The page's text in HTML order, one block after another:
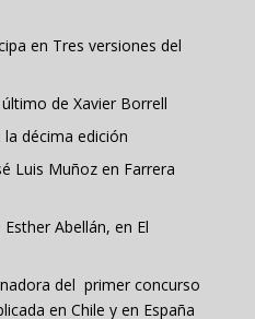
en Tres versiones del
de Xavier Borrell
décima edición
Luis Muñoz en Farrera
Abellán, en El
del primer concurso
en Chile y en España